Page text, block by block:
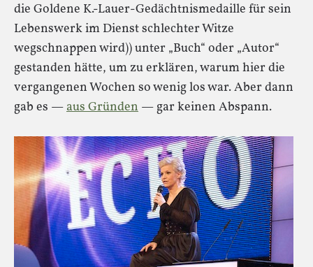
die Goldene K.-Lauer-Gedächtnismedaille für sein
Lebenswerk im Dienst schlechter Witze
wegschnappen wird)) unter „Buch“ oder „Autor“
gestanden hätte, um zu erklären, warum hier die
vergangenen Wochen so wenig los war. Aber dann
gab es —aus Gründen — gar keinen Abspann.